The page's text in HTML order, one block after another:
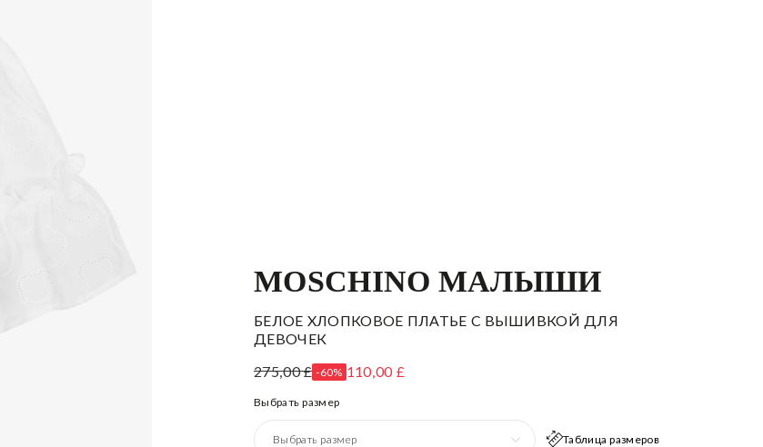
MOSCHINO МАЛЫШИ
БЕЛОЕ ХЛОПКОВОЕ ПЛАТЬЕ С ВЫШИВКОЙ ДЛЯ
ДЕВОЧЕК
275,00 £ -60% 110,00 £
Выбрать размер
Таблица размеров
Выбрать размер